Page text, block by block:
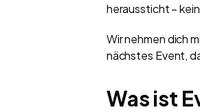
heraussticht –
Wir nehmen dich
nächstes Event,
Was ist